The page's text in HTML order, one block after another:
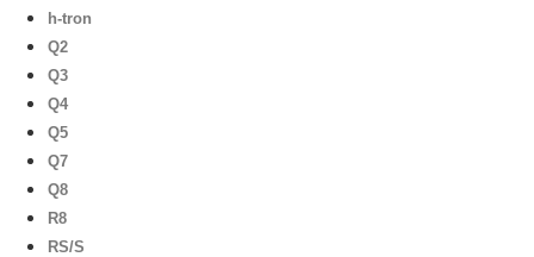
h-tron
Q2
Q3
Q4
Q5
Q7
Q8
R8
RS/S